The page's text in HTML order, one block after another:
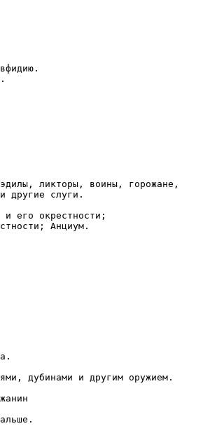
ликторы, воины, горожане,
другие слуги.
и его окрестности;
Анциум.